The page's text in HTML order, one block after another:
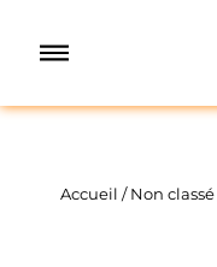
Accueil /Non classé